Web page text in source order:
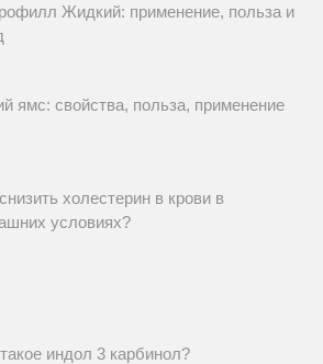
Жидкий: применение, польза и
ямс: свойства, польза, применение
холестерин в крови в
условиях?
индол 3 карбинол?